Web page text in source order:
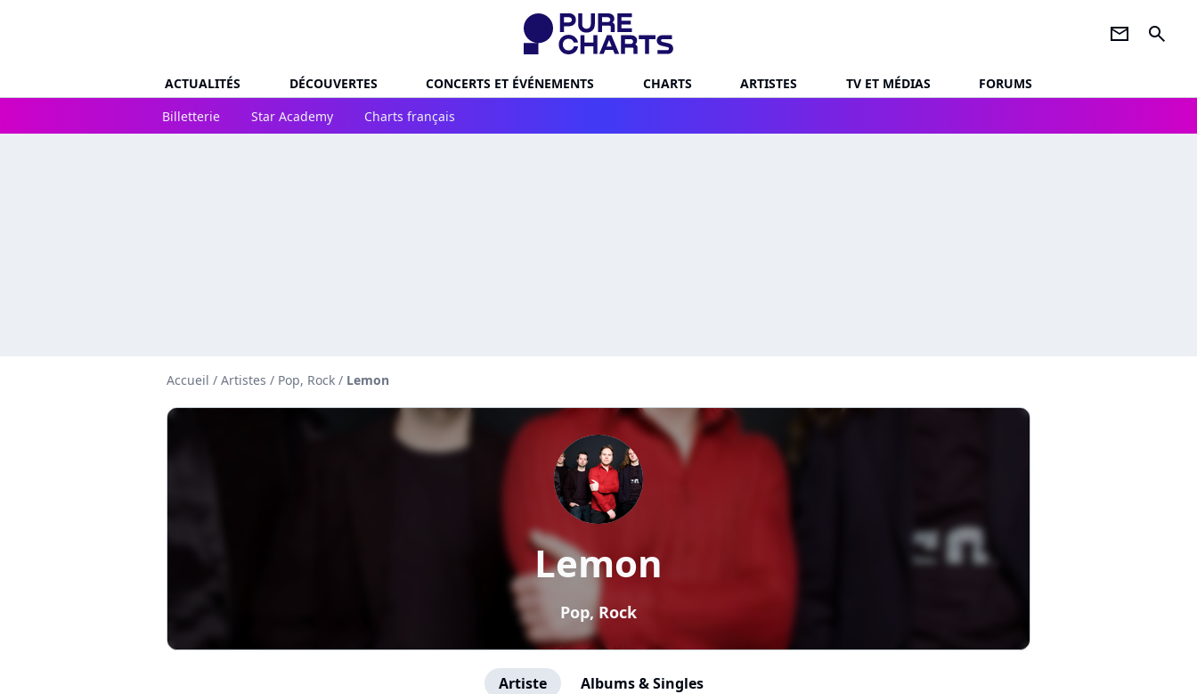
newsletter search
ACTUALITÉS DÉCOUVERTES CONCERTS ET ÉVÉNEMENTS CHARTS ARTISTES TV ET MÉDIAS
FORUMS
Billetterie
Star Academy Charts français
Accueil / Artistes / Pop, Rock / Lemon
Lemon
Pop, Rock
Artiste Albums & Singles